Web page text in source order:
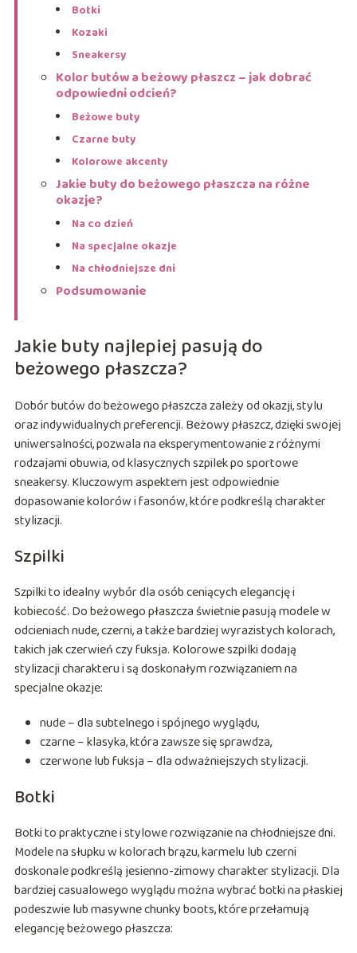
Botki
Kozaki
Sneakersy
Kolor butów a beżowy płaszcz – jak dobrać
odpowiedni odcień?
Beżowe buty
Czarne buty
Kolorowe akcenty
Jakie buty do beżowego płaszcza na różne
okazje?
Na co dzień
Na specjalne okazje
Na chłodniejsze dni
Podsumowanie
Jakie buty najlepiej pasują do
beżowego płaszcza?
Dobór butów do beżowego płaszcza zależy od okazji, stylu
oraz indywidualnych preferencji. Beżowy płaszcz, dzięki swojej
uniwersalności, pozwala na eksperymentowanie z różnymi
rodzajami obuwia, od klasycznych szpilek po sportowe
sneakersy. Kluczowym aspektem jest odpowiednie
dopasowanie kolorów i fasonów, które podkreślą charakter
stylizacji.
Szpilki
Szpilki to idealny wybór dla osób ceniących elegancję i
kobiecość. Do beżowego płaszcza świetnie pasują modele w
odcieniach nude, czerni, a także bardziej wyrazistych kolorach,
takich jak czerwień czy fuksja. Kolorowe szpilki dodają
stylizacji charakteru i są doskonałym rozwiązaniem na
specjalne okazje:
nude – dla subtelnego i spójnego wyglądu,
czarne – klasyka, która zawsze się sprawdza,
czerwone lub fuksja – dla odważniejszych stylizacji.
Botki
Botki to praktyczne i stylowe rozwiązanie na chłodniejsze dni.
Modele na słupku w kolorach brązu, karmelu lub czerni
doskonale podkreślą jesienno-zimowy charakter stylizacji. Dla
bardziej casualowego wyglądu można wybrać botki na płaskiej
podeszwie lub masywne chunky boots, które przełamują
elegancję beżowego płaszcza: